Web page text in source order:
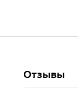
Отзывы